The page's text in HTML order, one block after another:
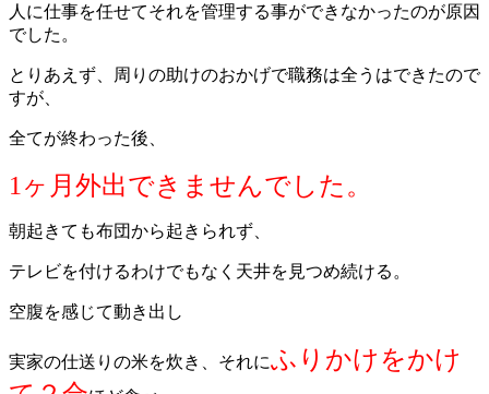
人に仕事を任せてそれを管理する事ができなかったのが原因
でした。
とりあえず、周りの助けのおかげで職務は全うはできたので
すが、
全てが終わった後、
1ヶ月外出できませんでした。
朝起きても布団から起きられず、
テレビを付けるわけでもなく天井を見つめ続ける。
空腹を感じて動き出し
実家の仕送りの米を炊き、それにふりかけをかけ